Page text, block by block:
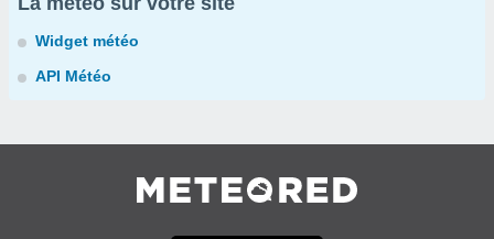
Widget météo
API Météo